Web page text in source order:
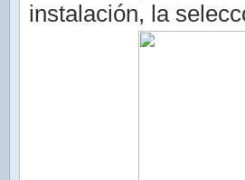
instalación, la